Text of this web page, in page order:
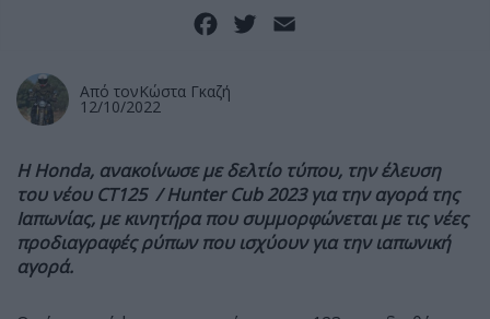
Facebook
Twitter
Από τονΚώστα Γκαζή
12/10/2022
Η Honda, ανακοίνωσε με δελτίο τύπου, την έλευση
του νέου CT125 / Hunter Cub 2023 για την αγορά της
Ιαπωνίας, με κινητήρα που συμμορφώνεται με τις νέες
προδιαγραφές ρύπων που ισχύουν για την ιαπωνική
αγορά.